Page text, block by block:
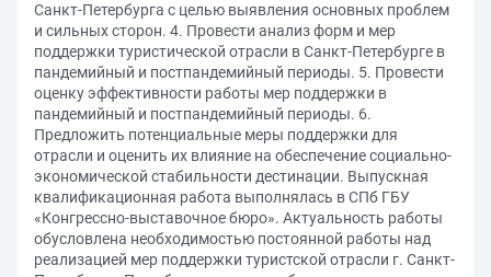
Санкт-Петербурга с целью выявления основных проблем
и сильных сторон. 4. Провести анализ форм и мер
поддержки туристической отрасли в Санкт-Петербурге в
пандемийный и постпандемийный периоды. 5. Провести
оценку эффективности работы мер поддержки в
пандемийный и постпандемийный периоды. 6.
Предложить потенциальные меры поддержки для
отрасли и оценить их влияние на обеспечение социально-
экономической стабильности дестинации. Выпускная
квалификационная работа выполнялась в СПб ГБУ
«Конгрессно-выставочное бюро». Актуальность работы
обусловлена необходимостью постоянной работы над
реализацией мер поддержки туристской отрасли г. Санкт-